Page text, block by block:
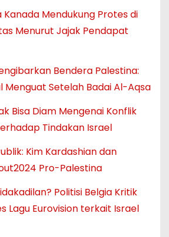
Mendukung Protes di
Menurut Jajak Pendapat
Bendera Palestina:
Menguat Setelah Badai Al-Aqsa
Bisa Diam Mengenai Konflik
Tindakan Israel
Kim Kardashian dan
Pro-Palestina
Politisi Belgia Kritik
Lagu Eurovision terkait Israel